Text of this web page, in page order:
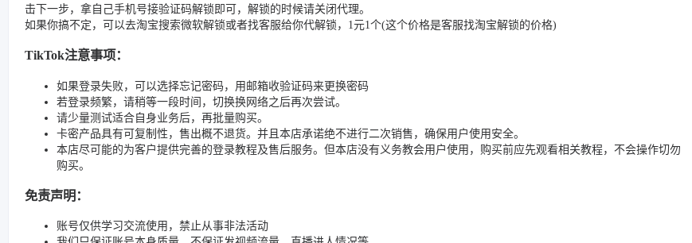
击下一步，拿自己手机号接验证码解锁即可，解锁的时候请关闭代理。
如果你搞不定，可以去淘宝搜索微软解锁或者找客服给你代解锁，1元1个(这个价格是客服找淘宝解锁的价格)
TikTok注意事项：
如果登录失败，可以选择忘记密码，用邮箱收验证码来更换密码
若登录频繁，请稍等一段时间，切换换网络之后再次尝试。
请少量测试适合自身业务后，再批量购买。
卡密产品具有可复制性，售出概不退货。并且本店承诺绝不进行二次销售，确保用户使用安全。
本店尽可能的为客户提供完善的登录教程及售后服务。但本店没有义务教会用户使用，购买前应先观看相关教程，不会操作切勿
购买。
免责声明：
账号仅供学习交流使用，禁止从事非法活动